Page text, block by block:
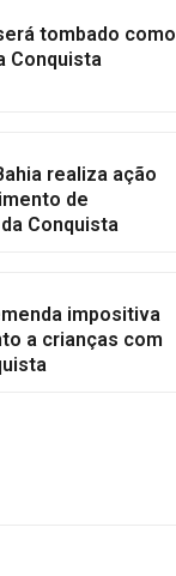
tombado como
Conquista
realiza ação
de
Conquista
impositiva
a crianças com